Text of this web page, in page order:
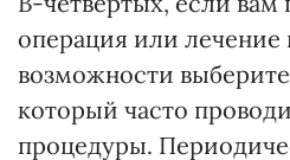
операция или лечение
возможности
который часто
процедуры.